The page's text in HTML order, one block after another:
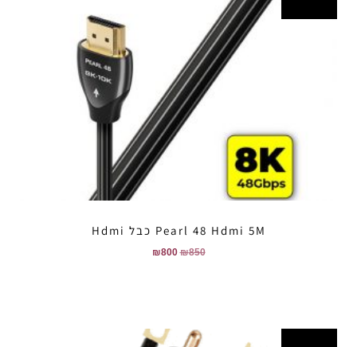
Pearl 48 Hdmi 5M כבל Hdmi
₪850
₪800